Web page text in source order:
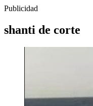
Publicidad
shanti de corte